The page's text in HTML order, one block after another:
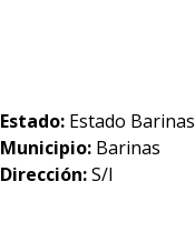
Estado: Estado Barinas
Municipio: Barinas
Dirección:S/I